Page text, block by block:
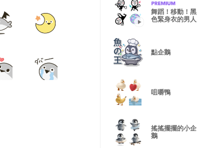
舞蹈！移動！黑
色緊身衣的男人
點企鵝
咀嚼鴨
搖搖擺擺的小企
鵝